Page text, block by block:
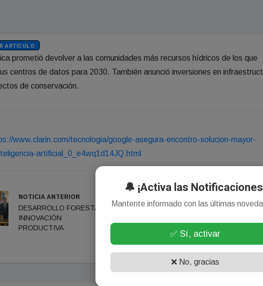
ARTÍCULO
prometió devolver a las comunidades más recursos hídricos de los que
centros de datos para 2030. También anunció inversiones en
de conservación.
www.clarin.com/tecnologia/google-asegura-encontro-solucion-mayor-
artificial_0_e4wq1d14JQ.html
NOTICIA ANTERIOR
DESARROLLO FORESTAL E
INNOVACIÓN
PRODUCTIVA
Spider-Man: Brand New Day
históricos en cines
🔔 ¡Activa las
Mantente informado con las últimas
✅ Sí, activar
❌ No, gracias